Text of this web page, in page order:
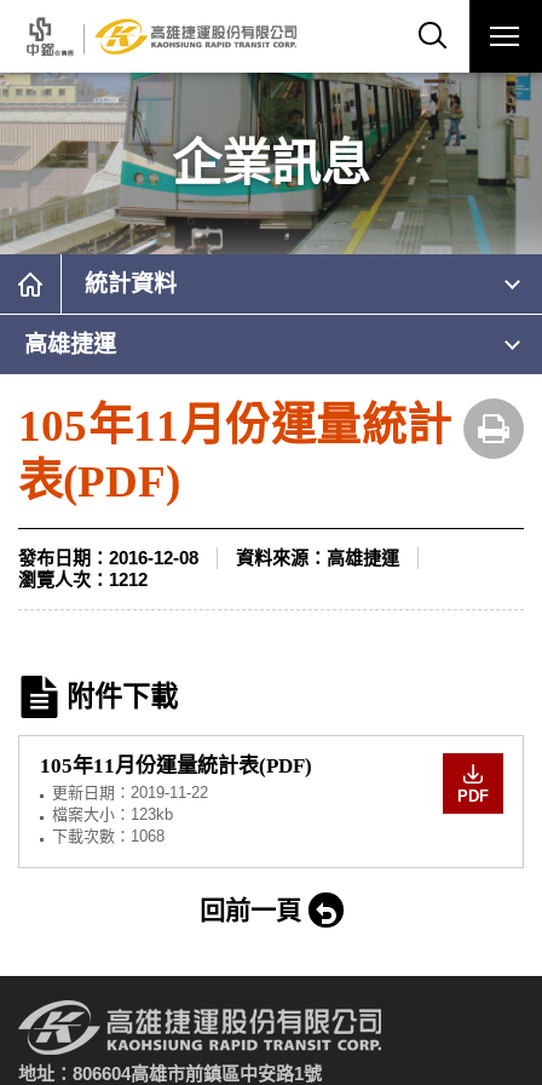
企業訊息
統計資料
高雄捷運
105年11月份運量統計
表(PDF)
發布日期： 2016-12-08 資料來源： 高雄捷運
瀏覽人次： 1212
附件下載
105年11月份運量統計表(PDF)
更新日期： 2019-11-22
檔案大小：123kb
下載次數：1068
PDF
回前一頁
地址：806604高雄市前鎮區中安路1號